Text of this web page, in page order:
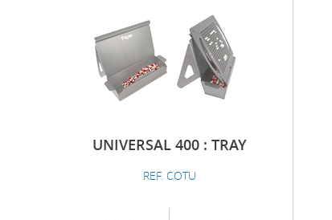
UNIVERSAL 400 : TRAY
REF. COTU